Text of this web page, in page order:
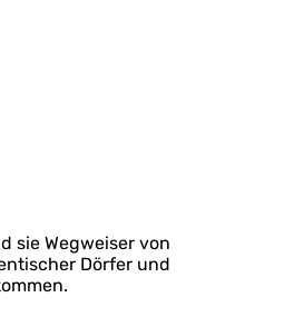
sie Wegweiser von
Dörfer und